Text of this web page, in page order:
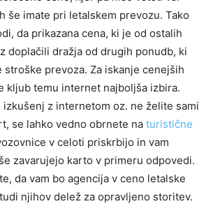
še imate pri letalskem prevozu. Tako
da prikazana cena, ki je od ostalih
doplačili dražja od drugih ponudb, ki
stroške prevoza. Za iskanje cenejših
kljub temu internet najboljša izbira.
z internetom oz. ne želite sami
se lahko vedno obrnete na turistične
v celoti priskrbijo in vam
zavarujejo karto v primeru odpovedi.
da vam bo agencija v ceno letalske
njihov delež za opravljeno storitev.